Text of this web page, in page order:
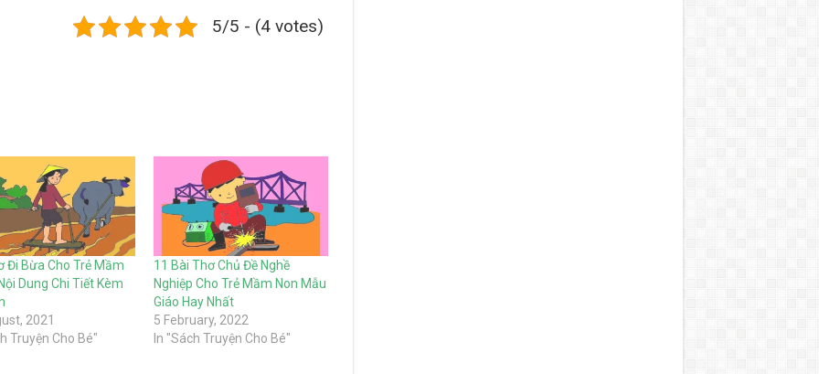
5/5 - (4 votes)
Đi Bừa Cho Trẻ Mầm
Dung Chi Tiết Kèm
2021
Truyện Cho Bé"
11 Bài Thơ Chủ Đề Nghề
Nghiệp Cho Trẻ Mầm Non Mẫu
Giáo Hay Nhất
5 February, 2022
In "Sách Truyện Cho Bé"